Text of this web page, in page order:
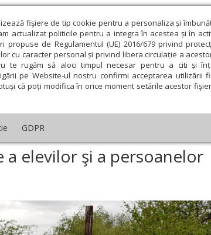
fişiere de tip cookie pentru a personaliza și
actualizat politicile pentru a integra în acestea și în
propuse de Regulamentul (UE) 2016/679 privind
cu caracter personal și privind libera circulație a
te rugăm să aloci timpul necesar pentru a citi și
pe Website-ul nostru confirmi acceptarea utilizării
că poți modifica în orice moment setările acestor
GDPR
Teologie și spiritualitate Educaţie și
a elevilor şi a persoanelor vulnerabile continuă
elevilor şi a persoanelor